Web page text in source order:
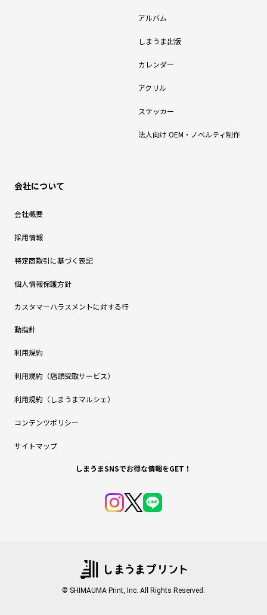
アルバム
しまうま出版
カレンダー
アクリル
ステッカー
法人向け OEM・ノベルティ制作
会社について
会社概要
採用情報
特定商取引に基づく表記
個人情報保護方針
カスタマーハラスメントに対する行
動指針
利用規約
利用規約（店頭受取サービス）
利用規約（しまうまマルシェ）
コンテンツポリシー
サイトマップ
しまうまSNSでお得な情報をGET！
© SHIMAUMA Print, Inc. All Rights Reserved.